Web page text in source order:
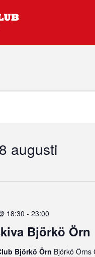
8 augusti
Björkö Örn
18:30 -23:00
Björkö Örn Björkö Örns